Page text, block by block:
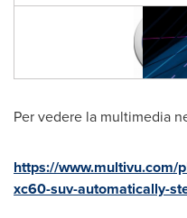
Per vedere la multimedia
https://www.multivu.com/
xc60-suv-automatically-